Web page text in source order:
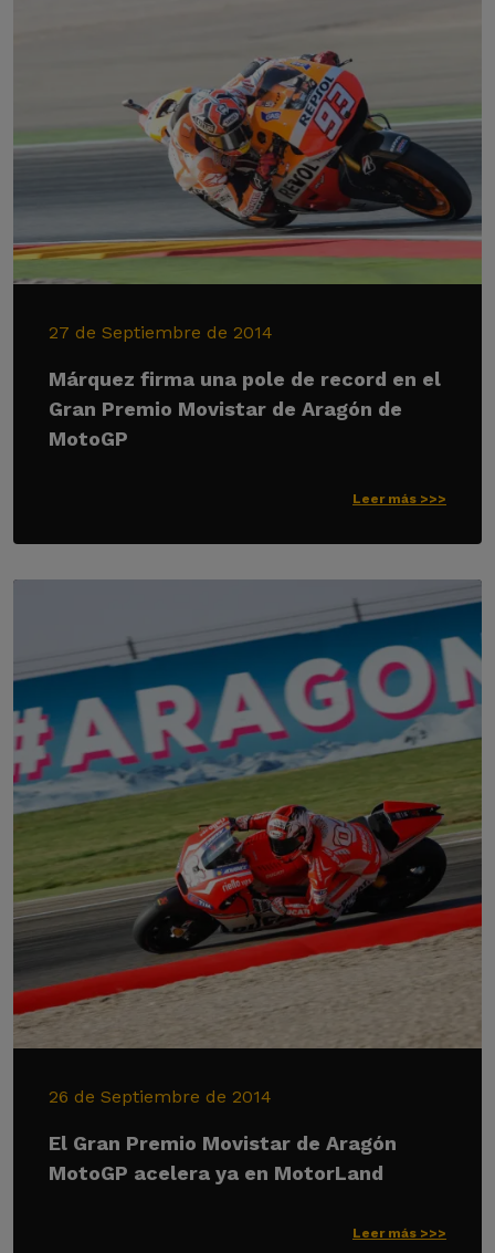
27 de Septiembre de 2014
Márquez firma una pole de record en el
Gran Premio Movistar de Aragón de
MotoGP
Leer más >>>
26 de Septiembre de 2014
El Gran Premio Movistar de Aragón
MotoGP acelera ya en MotorLand
Leer más >>>